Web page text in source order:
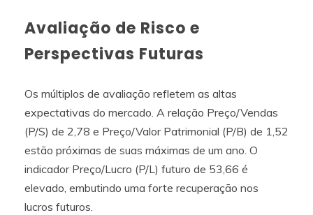
Avaliação de Risco e
Perspectivas Futuras
Os múltiplos de avaliação refletem as altas
expectativas do mercado. A relação Preço/Vendas
(P/S) de 2,78 e Preço/Valor Patrimonial (P/B) de 1,52
estão próximas de suas máximas de um ano. O
indicador Preço/Lucro (P/L) futuro de 53,66 é
elevado, embutindo uma forte recuperação nos
lucros futuros.